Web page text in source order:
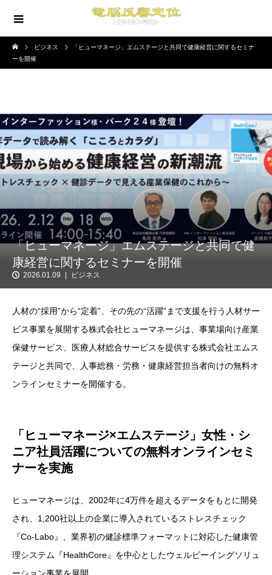
ビジネス
「ヒューマネージ」エムステージと共同で健康経営に関するセミナ
ーを開催
「ヒューマネージ」エムステージと共同で健
康経営に関するセミナーを開催
2026.01.09 ビジネス
人材の“採用”から“定着”、その先の“活躍”まで支援を行う人材サー
ビス事業を展開する株式会社ヒューマネージは、事業場向け産業
保健サービス、医療人材総合サービスを提供する株式会社エムス
テージと共同で、人事総務・労務・健康経営担当者向けの無料オ
ンラインセミナーを開催する。
「ヒューマネージ×エムステージ」女性・シ
ニア社員活躍についての無料オンラインセミ
ナーを実施
ヒューマネージは、2002年に4万件を超えるデータをもとに開発
され、1,200社以上の企業に導入されているストレスチェック
『Co-Labo』、業界初の健診標準フォーマットに対応した健康管
理システム『HealthCore』を中心としたウェルビーイングソリュ